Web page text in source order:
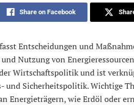
Share on Facebook
Entscheidungen und
Nutzung von
Wirtschaftspolitik und ist
und Sicherheitspolitik. Wichtige
Energieträgern, wie Erdöl oder